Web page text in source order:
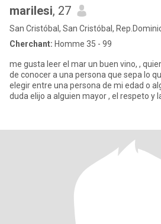
marilesi, 27
San Cristóbal, San Cristóbal,
Cherchant: Homme 35 - 99
me gusta leer el mar un buen vino, ,
de conocer a una persona que sepa lo
elegir entre una persona de mi edad o
duda elijo a alguien mayor , el respeto y